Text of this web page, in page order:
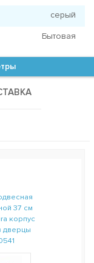
серый
Бытовая
37 см
корпус
дверцы